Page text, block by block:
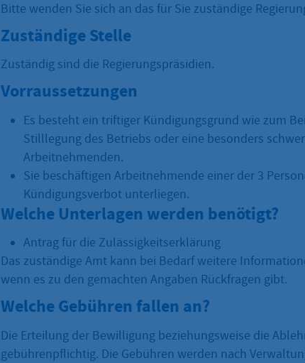
Bitte wenden Sie sich an das für Sie zuständige
Zuständige Stelle
Zuständig sind die Regierungspräsidien.
Vorraussetzungen
Es besteht ein triftiger Kündigungsgrund wie zum
Stilllegung des Betriebs oder eine besonders
Arbeitnehmenden.
Sie beschäftigen Arbeitnehmende einer der 3
Kündigungsverbot unterliegen.
Welche Unterlagen werden benötigt?
Antrag für die Zulässigkeitserklärung
Das zuständige Amt kann bei Bedarf weitere
wenn es zu den gemachten Angaben Rückfragen gibt.
Welche Gebühren fallen an?
Die Erteilung der Bewilligung beziehungsweise die
gebührenpflichtig. Die Gebühren werden nach